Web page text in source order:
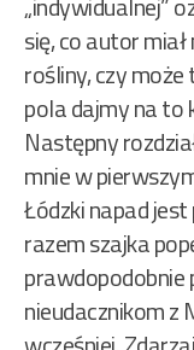
się, co autor
rośliny, czy
pola dajmy na
Następny
mnie w
Łódzki napad
razem szajka
prawdopodobnie
nieudacznikom